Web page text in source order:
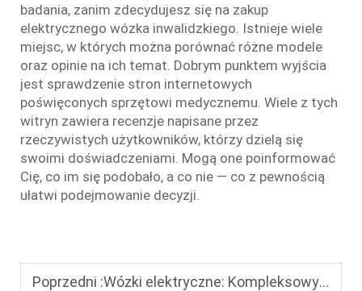
badania, zanim zdecydujesz się na zakup
elektrycznego wózka inwalidzkiego. Istnieje wiele
miejsc, w których można porównać różne modele
oraz opinie na ich temat. Dobrym punktem wyjścia
jest sprawdzenie stron internetowych
poświęconych sprzętowi medycznemu. Wiele z tych
witryn zawiera recenzje napisane przez
rzeczywistych użytkowników, którzy dzielą się
swoimi doświadczeniami. Mogą one poinformować
Cię, co im się podobało, a co nie — co z pewnością
ułatwi podejmowanie decyzji.
Poprzedni :Wózki elektryczne: Kompleksowy przewodnik dla osób starszych i dorosłych